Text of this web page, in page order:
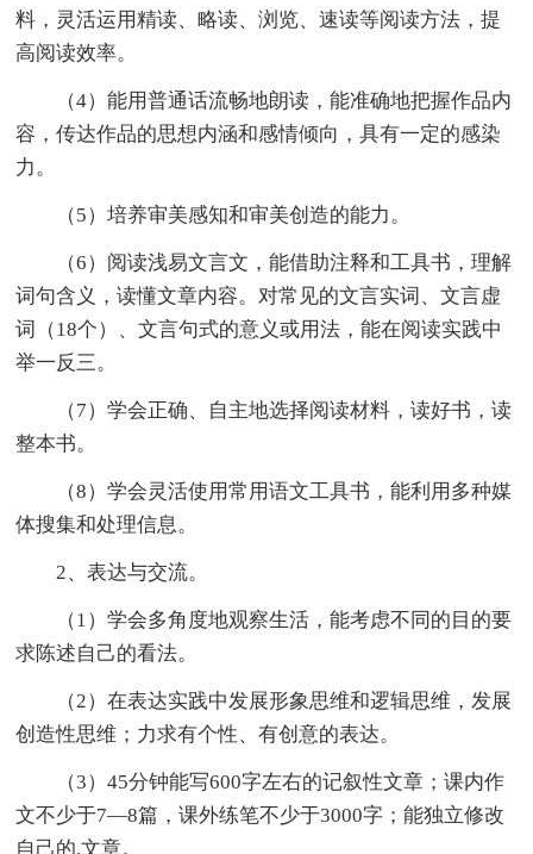
料，灵活运用精读、略读、浏览、速读等阅读方法，提
高阅读效率。
（4）能用普通话流畅地朗读，能准确地把握作品内
容，传达作品的思想内涵和感情倾向，具有一定的感染
力。
（5）培养审美感知和审美创造的能力。
（6）阅读浅易文言文，能借助注释和工具书，理解
词句含义，读懂文章内容。对常见的文言实词、文言虚
词（18个）、文言句式的意义或用法，能在阅读实践中
举一反三。
（7）学会正确、自主地选择阅读材料，读好书，读
整本书。
（8）学会灵活使用常用语文工具书，能利用多种媒
体搜集和处理信息。
2、表达与交流。
（1）学会多角度地观察生活，能考虑不同的目的要
求陈述自己的看法。
（2）在表达实践中发展形象思维和逻辑思维，发展
创造性思维；力求有个性、有创意的表达。
（3）45分钟能写600字左右的记叙性文章；课内作
文不少于7—8篇，课外练笔不少于3000字；能独立修改
自己的.文章。